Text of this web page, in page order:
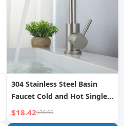
304 Stainless Steel Basin
Faucet Cold and Hot Single
Hole Washbasin Hand Wash
Faucet
$18.42$36.05